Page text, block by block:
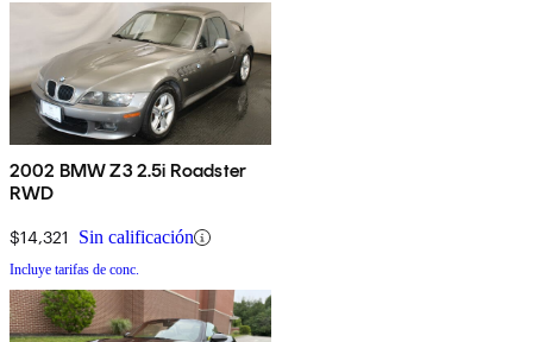
2002 BMW Z3 2.5i Roadster
RWD
$14,321 Sin calificación
Incluye tarifas de conc.